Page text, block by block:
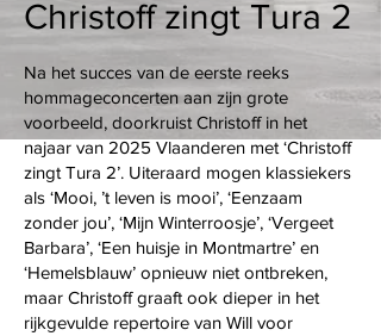
Christoff zingt Tura 2
Na het succes van de eerste reeks
hommageconcerten aan zijn grote
voorbeeld, doorkruist Christoff in het
najaar van 2025 Vlaanderen met ‘Christoff
zingt Tura 2’. Uiteraard mogen klassiekers
als ‘Mooi, ’t leven is mooi’, ‘Eenzaam
zonder jou’, ‘Mijn Winterroosje’, ‘Vergeet
Barbara’, ‘Een huisje in Montmartre’ en
‘Hemelsblauw’ opnieuw niet ontbreken,
maar Christoff graaft ook dieper in het
rijkgevulde repertoire van Will voor